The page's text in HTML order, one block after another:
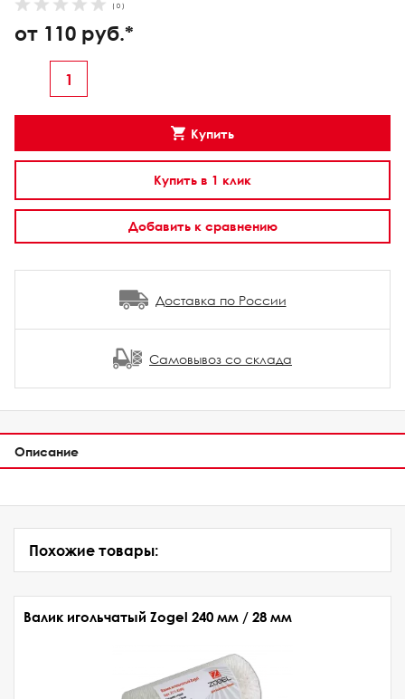
( 0 )
от 110 руб.*
Купить
Купить в 1 клик
Добавить к сравнению
Доставка по России
Самовывоз со склада
Описание
Похожие товары:
Валик игольчатый Zogel 240 мм / 28 мм